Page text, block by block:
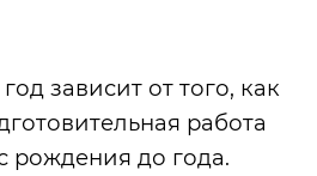
зависит от того, как
работа
рождения до года.